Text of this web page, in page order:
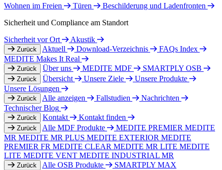
Wohnen im Freien
Türen
Beschilderung und Ladenfronten
Sicherheit und Compliance am Standort
Sicherheit vor Ort
Akustik
Zurück Aktuell Download-Verzeichnis
FAQs Index
MEDITE Makes It Real
Zurück Über uns MEDITE MDF SMARTPLY OSB
Zurück Übersicht Unsere Ziele
Unsere Produkte
Unsere Lösungen
Zurück Alle anzeigen Fallstudien
Nachrichten
Technischer Blog
Zurück Kontakt Kontakt finden
Zurück Alle MDF Produkte MEDITE PREMIER MEDITE
MR MEDITE MR PLUS MEDITE EXTERIOR MEDITE
PREMIER FR MEDITE CLEAR MEDITE MR LITE MEDITE
LITE MEDITE VENT MEDITE INDUSTRIAL MR
Zurück Alle OSB Produkte
SMARTPLY MAX